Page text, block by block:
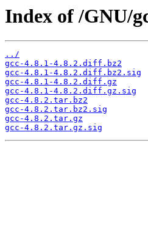
Index of /GNU/
../
gcc-4.8.1-4.8.2.diff.bz2
gcc-4.8.1-4.8.2.diff.bz2.sig
gcc-4.8.1-4.8.2.diff.gz
gcc-4.8.1-4.8.2.diff.gz.sig
gcc-4.8.2.tar.bz2
gcc-4.8.2.tar.bz2.sig
gcc-4.8.2.tar.gz
gcc-4.8.2.tar.gz.sig